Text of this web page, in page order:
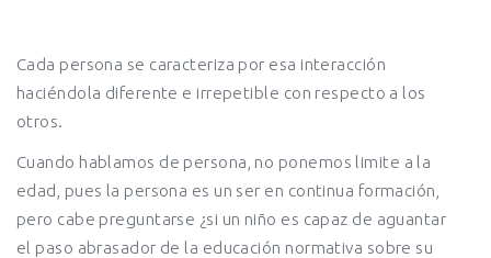
Cada persona se caracteriza por esa interacción
haciéndola diferente e irrepetible con respecto a los
otros.
Cuando hablamos de persona, no ponemos limite a la
edad, pues la persona es un ser en continua formación,
pero cabe preguntarse ¿si un niño es capaz de aguantar
el paso abrasador de la educación normativa sobre su